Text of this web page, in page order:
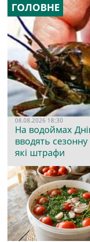
ГОЛОВНЕ
08.08.2026 18:30
На водоймах
вводять
які штрафи